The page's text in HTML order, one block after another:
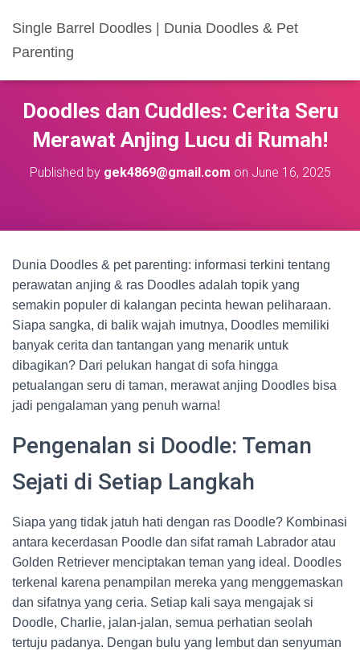
Single Barrel Doodles | Dunia Doodles & Pet
Parenting
Doodles dan Cuddles: Cerita Seru
Merawat Anjing Lucu di Rumah!
Published by gek4869@gmail.com on June 16, 2025
Dunia Doodles & pet parenting: informasi terkini tentang
perawatan anjing & ras Doodles adalah topik yang
semakin populer di kalangan pecinta hewan peliharaan.
Siapa sangka, di balik wajah imutnya, Doodles memiliki
banyak cerita dan tantangan yang menarik untuk
dibagikan? Dari pelukan hangat di sofa hingga
petualangan seru di taman, merawat anjing Doodles bisa
jadi pengalaman yang penuh warna!
Pengenalan si Doodle: Teman
Sejati di Setiap Langkah
Siapa yang tidak jatuh hati dengan ras Doodle? Kombinasi
antara kecerdasan Poodle dan sifat ramah Labrador atau
Golden Retriever menciptakan teman yang ideal. Doodles
terkenal karena penampilan mereka yang menggemaskan
dan sifatnya yang ceria. Setiap kali saya mengajak si
Doodle, Charlie, jalan-jalan, semua perhatian seolah
tertuju padanya. Dengan bulu yang lembut dan senyuman